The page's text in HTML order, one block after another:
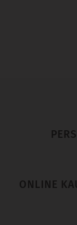
ONLINE